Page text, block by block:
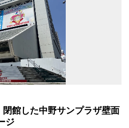
館した中野サンプラザ壁面
ジ